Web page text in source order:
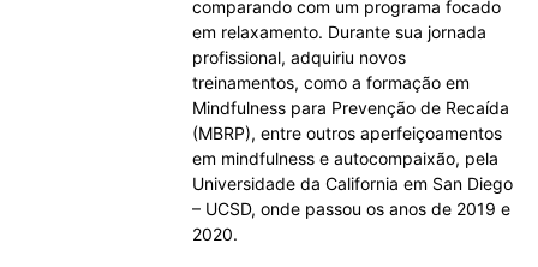
comparando com um programa focado
em relaxamento. Durante sua jornada
profissional, adquiriu novos
treinamentos, como a formação em
Mindfulness para Prevenção de Recaída
(MBRP), entre outros aperfeiçoamentos
em mindfulness e autocompaixão, pela
Universidade da California em San Diego
– UCSD, onde passou os anos de 2019 e
2020.